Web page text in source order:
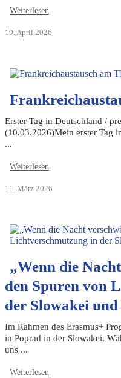
Weiterlesen
19. April 2026
Erster Tag in Deutschland /
(10.03.2026)Mein erster Tag
...
Weiterlesen
11. März 2026
„Wenn die
den Spuren von
der Slowakei
Im Rahmen des Erasmus+
in Poprad in der Slowakei.
uns ...
Weiterlesen